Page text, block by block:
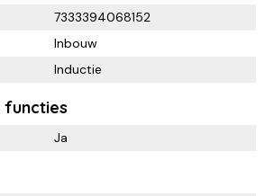
7333394068152
Inbouw
Inductie
functies
Ja